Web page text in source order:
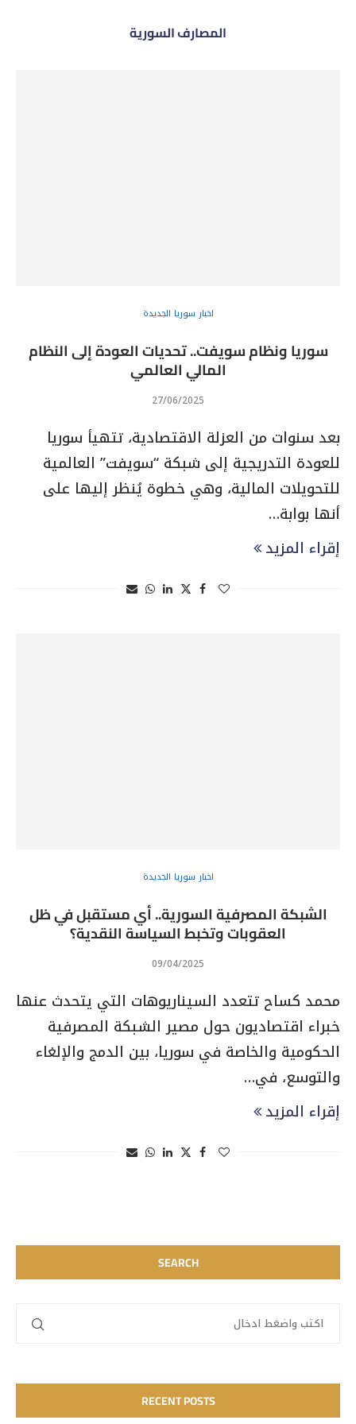
المصارف السورية
اخبار سوريا الجديدة
سوريا ونظام سويفت.. تحديات العودة إلى النظام
المالي العالمي
27/06/2025
بعد سنوات من العزلة الاقتصادية، تتهيأ سوريا
للعودة التدريجية إلى شبكة “سويفت” العالمية
للتحويلات المالية، وهي خطوة يُنظر إليها على
أنها بوابة…
إقراء المزيد
اخبار سوريا الجديدة
الشبكة المصرفية السورية.. أي مستقبل في ظل
العقوبات وتخبط السياسة النقدية؟
09/04/2025
محمد كساح تتعدد السيناريوهات التي يتحدث عنها
خبراء اقتصاديون حول مصير الشبكة المصرفية
الحكومية والخاصة في سوريا، بين الدمج والإلغاء
والتوسع، في…
إقراء المزيد
SEARCH
RECENT POSTS